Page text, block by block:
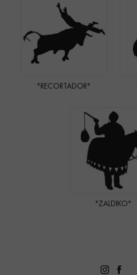
"RECORTADOR"
"ZALDIKO"